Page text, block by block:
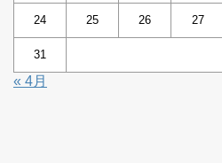
24 25 26 27
31
« 4月